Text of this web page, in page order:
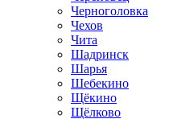
Черноголовка
Чехов
Чита
Шадринск
Шарья
Шебекино
Щёкино
Щёлково